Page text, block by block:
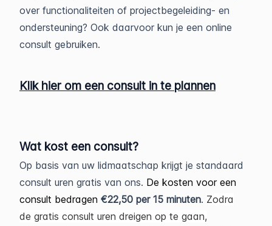
over functionaliteiten of projectbegeleiding- en
ondersteuning? Ook daarvoor kun je een online
consult gebruiken.
Klik hier om een consult in te plannen
Wat kost een consult?
Op basis van uw lidmaatschap krijgt je standaard
consult uren gratis van ons. De kosten voor een
consult bedragen €22,50 per 15 minuten. Zodra
de gratis consult uren dreigen op te gaan,